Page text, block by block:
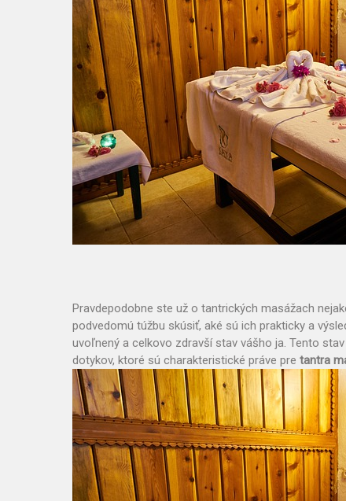
Pravdepodobne ste už o tantrických masážach
podvedomú túžbu skúsiť, aké sú ich prakticky a
uvoľnený a celkovo zdravší stav vášho ja. Tento
dotykov, ktoré sú charakteristické práve pre tantra